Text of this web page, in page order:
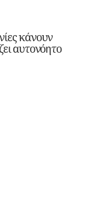
κάνουν
αυτονόητο